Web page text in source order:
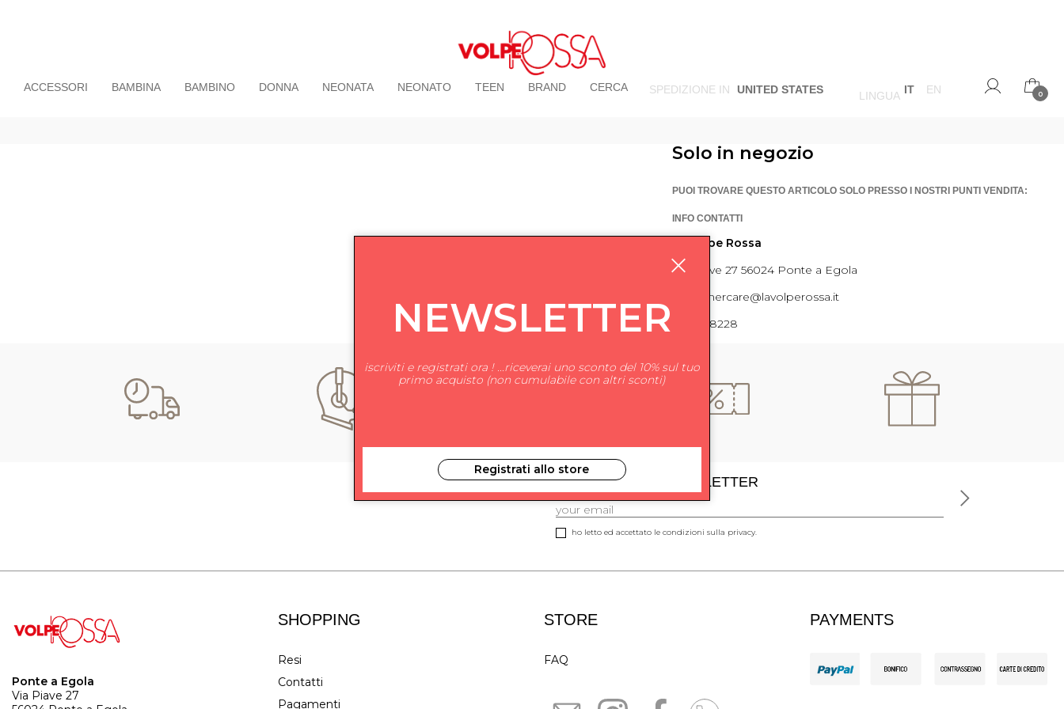
SPEDIZIONE IN UNITED STATES LINGUA IT EN 0
ACCESSORI BAMBINA BAMBINO DONNA NEONATA NEONATO TEEN BRAND CERCA
Solo in negozio
PUOI TROVARE QUESTO ARTICOLO SOLO PRESSO I NOSTRI PUNTI VENDITA:
INFO CONTATTI
La Volpe Rossa
Via Piave 27 56024 Ponte a Egola
customercare@lavolperossa.it
0571498228
ISCRIVITI ALLA NEWSLETTER
ho letto ed accettato le condizioni sulla privacy.
Ponte a Egola
Via Piave 27
SHOPPING
Resi
Contatti
Pagamenti
STORE
FAQ
PAYMENTS
NEWSLETTER
iscriviti e registrati ora ! ...riceverai uno sconto del 10% sul tuo
primo acquisto (non cumulabile con altri sconti)
Registrati allo store